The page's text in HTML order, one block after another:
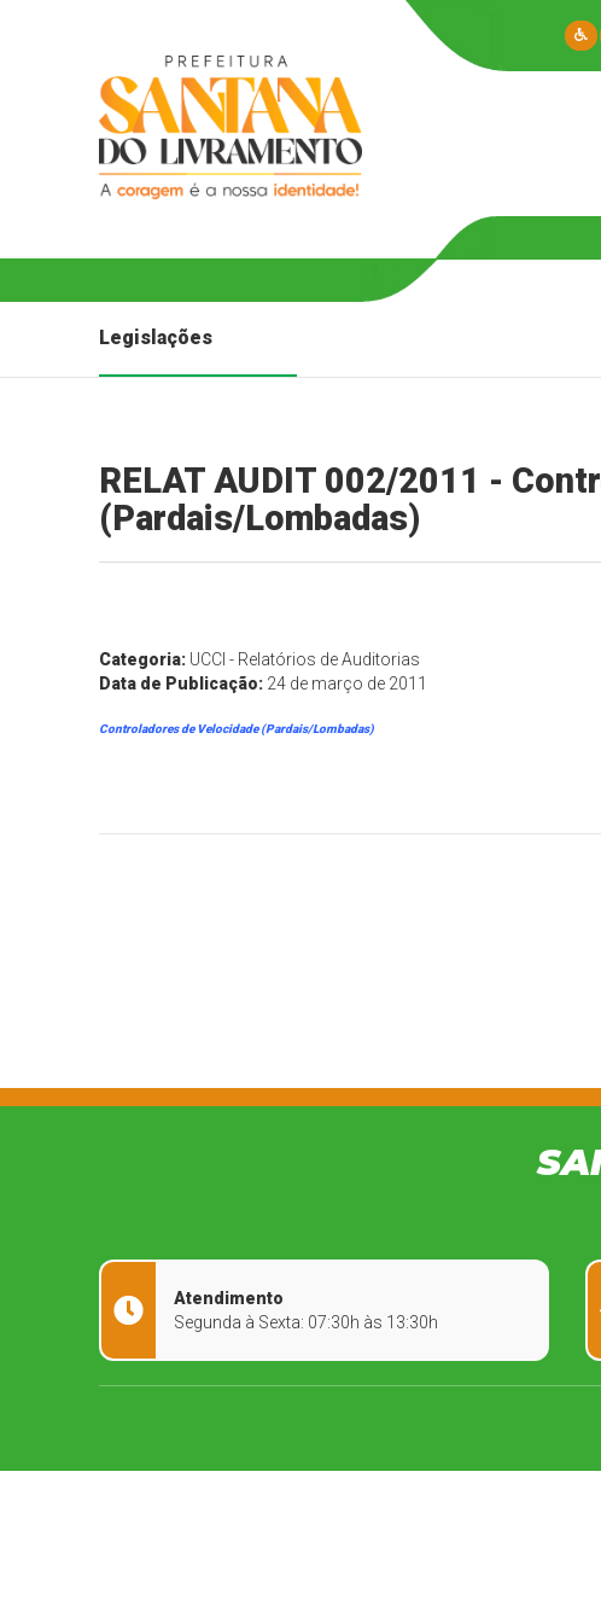
Legislações
RELAT AUDIT 002/2011 -
(Pardais/Lombadas)
Categoria: UCCI - Relatórios de Auditorias
Data de Publicação: 24 de março de 2011
Controladores de Velocidade (Pardais/Lombadas)
Atendimento
Segunda à Sexta: 07:30h às 13:30h